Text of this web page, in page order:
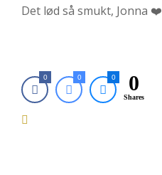
Det lød så smukt, Jonna ❤️
0 0 0 0
Shares